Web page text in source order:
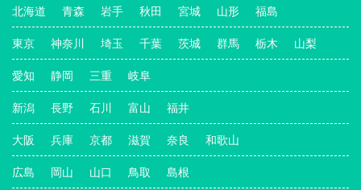
北海道 青森 岩手 秋田 宮城 山形 福島
東京 神奈川 埼玉 千葉 茨城 群馬 栃木 山梨
愛知 静岡 三重 岐阜
新潟 長野 石川 富山 福井
大阪 兵庫 京都 滋賀 奈良 和歌山
広島 岡山 山口 鳥取 島根